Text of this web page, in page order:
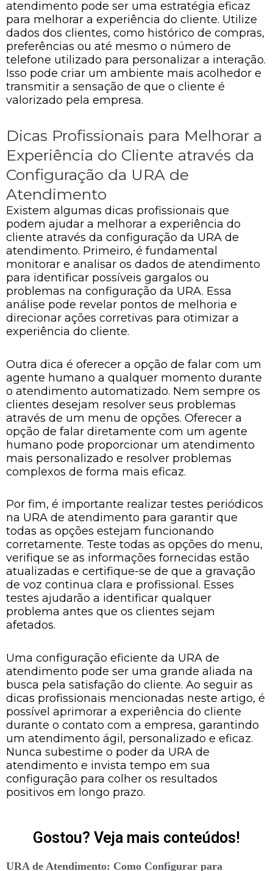
atendimento pode ser uma estratégia eficaz
para melhorar a experiência do cliente. Utilize
dados dos clientes, como histórico de compras,
preferências ou até mesmo o número de
telefone utilizado para personalizar a interação.
Isso pode criar um ambiente mais acolhedor e
transmitir a sensação de que o cliente é
valorizado pela empresa.
Dicas Profissionais para Melhorar a
Experiência do Cliente através da
Configuração da URA de
Atendimento
Existem algumas dicas profissionais que
podem ajudar a melhorar a experiência do
cliente através da configuração da URA de
atendimento. Primeiro, é fundamental
monitorar e analisar os dados de atendimento
para identificar possíveis gargalos ou
problemas na configuração da URA. Essa
análise pode revelar pontos de melhoria e
direcionar ações corretivas para otimizar a
experiência do cliente.
Outra dica é oferecer a opção de falar com um
agente humano a qualquer momento durante
o atendimento automatizado. Nem sempre os
clientes desejam resolver seus problemas
através de um menu de opções. Oferecer a
opção de falar diretamente com um agente
humano pode proporcionar um atendimento
mais personalizado e resolver problemas
complexos de forma mais eficaz.
Por fim, é importante realizar testes periódicos
na URA de atendimento para garantir que
todas as opções estejam funcionando
corretamente. Teste todas as opções do menu,
verifique se as informações fornecidas estão
atualizadas e certifique-se de que a gravação
de voz continua clara e profissional. Esses
testes ajudarão a identificar qualquer
problema antes que os clientes sejam
afetados.
Uma configuração eficiente da URA de
atendimento pode ser uma grande aliada na
busca pela satisfação do cliente. Ao seguir as
dicas profissionais mencionadas neste artigo, é
possível aprimorar a experiência do cliente
durante o contato com a empresa, garantindo
um atendimento ágil, personalizado e eficaz.
Nunca subestime o poder da URA de
atendimento e invista tempo em sua
configuração para colher os resultados
positivos em longo prazo.
Gostou? Veja mais conteúdos!
URA de Atendimento: Como Configurar para